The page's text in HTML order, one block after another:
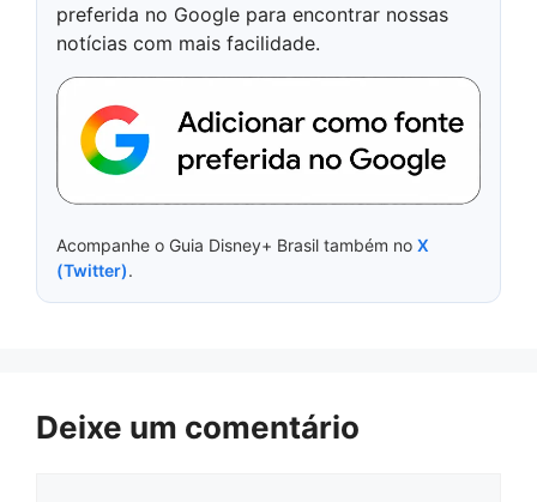
preferida no Google para encontrar nossas
notícias com mais facilidade.
Acompanhe o Guia Disney+ Brasil também no X
(Twitter).
Deixe um comentário